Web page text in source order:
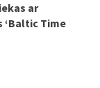
ar
Time